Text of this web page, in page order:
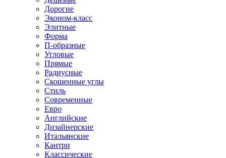
Дорогие
Эконом-класс
Элитные
Форма
П-образные
Угловые
Прямые
Радиусные
Скошенные углы
Стиль
Современные
Евро
Английские
Дизайнерские
Итальянские
Кантри
Классические